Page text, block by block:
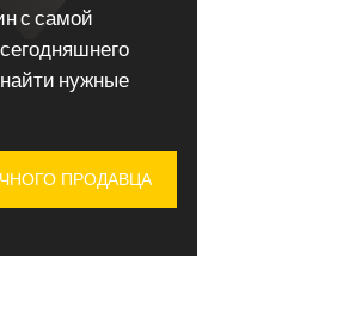
с самой
нужные
ПРОДАВЦА